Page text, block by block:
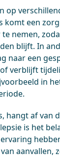
op
komt een
nemen,
blijft. In
naar een
verblijft
in
hangt af van
is het
aanvallen,